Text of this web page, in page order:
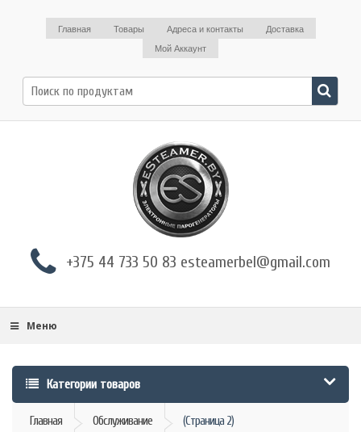
Главная Товары Адреса и контакты
Доставка
Мой Аккаунт
Поиск
по:
+375 44 733 50 83 esteamerbel@gmail.com
Меню
Категории товаров
Главная Обслуживание (Страница 2)